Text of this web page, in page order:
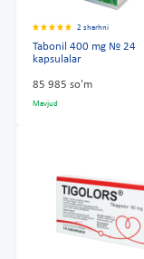
2 sharhni
Tabonil 400 mg № 24
kapsulalar
85 985 so'm
Mavjud